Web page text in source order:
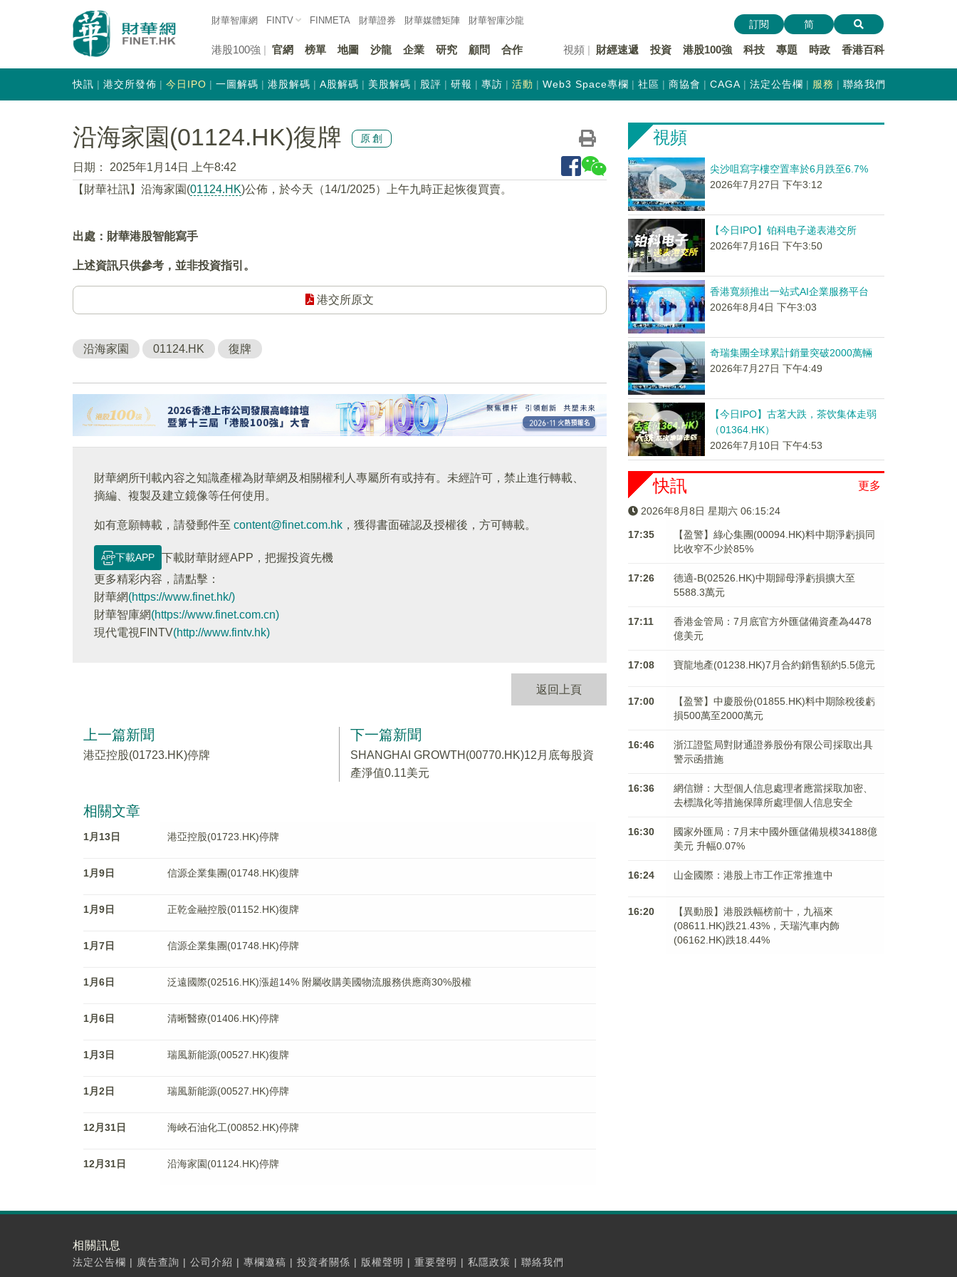
財華智庫網 FINTV FINMETA 財華證券 財華媒體矩陣 財華智庫沙龍
港股100強 官網 榜單 地圖 沙龍 企業 研究 顧問 合作 視頻 財經速遞 投資 港股100強 科技 專題 時政 香港百科
訂閱 简
快訊 港交所發佈 今日IPO 一圖解碼 港股解碼 A股解碼 美股解碼 股評 研報 專訪 活動 Web3 Space專欄 社區 商協會 CAGA 法定公告欄 服務 聯絡我們
沿海家園(01124.HK)復牌 原創
日期：
2025年1月14日 上午8:42
【財華社訊】沿海家園(01124.HK)公佈，於今天（14/1/2025）上午九時正起恢復買賣。
出處：財華港股智能寫手
上述資訊只供參考，並非投資指引。
港交所原文
沿海家園 01124.HK 復牌
財華網所刊載內容之知識產權為財華網及相關權利人專屬所有或持有。未經許可，禁止進行轉載、
摘編、複製及建立鏡像等任何使用。
如有意願轉載，請發郵件至 content@finet.com.hk ，獲得書面確認及授權後，方可轉載。
下載APP
下載財華財經APP，把握投資先機
更多精彩内容，請點擊：
財華網(https://www.finet.hk/)
財華智庫網(https://www.finet.com.cn)
現代電視FINTV(http://www.fintv.hk)
返回上頁
上一篇新聞
港亞控股(01723.HK)停牌
下一篇新聞
SHANGHAI GROWTH(00770.HK)12月底每股資
產淨值0.11美元
相關文章
1月13日 港亞控股(01723.HK)停牌
1月9日 信源企業集團(01748.HK)復牌
1月9日 正乾金融控股(01152.HK)復牌
1月7日 信源企業集團(01748.HK)停牌
1月6日 泛遠國際(02516.HK)漲超14% 附屬收購美國物流服務供應商30%股權
1月6日 清晰醫療(01406.HK)停牌
1月3日 瑞風新能源(00527.HK)復牌
1月2日 瑞風新能源(00527.HK)停牌
12月31日 海峽石油化工(00852.HK)停牌
12月31日 沿海家園(01124.HK)停牌
視頻
尖沙咀寫字樓空置率於6月跌至6.7%
2026年7月27日 下午3:12
【今日IPO】铂科电子递表港交所
2026年7月16日 下午3:50
香港寬頻推出一站式AI企業服務平台
2026年8月4日 下午3:03
奇瑞集團全球累計銷量突破2000萬輛
2026年7月27日 下午4:49
【今日IPO】古茗大跌，茶饮集体走弱
（01364.HK）
2026年7月10日 下午4:53
更多
快訊
2026年8月8日 星期六 06:15:24
17:35
【盈警】綠心集團(00094.HK)料中期淨虧損同
比收窄不少於85%
17:26
德適-B(02526.HK)中期歸母淨虧損擴大至
5588.3萬元
17:11
香港金管局：7月底官方外匯儲備資產為4478
億美元
17:08 寶龍地產(01238.HK)7月合約銷售額約5.5億元
17:00
【盈警】中慶股份(01855.HK)料中期除稅後虧
損500萬至2000萬元
16:46
浙江證監局對財通證券股份有限公司採取出具
警示函措施
16:36
網信辦：大型個人信息處理者應當採取加密、
去標識化等措施保障所處理個人信息安全
16:30
國家外匯局：7月末中國外匯儲備規模34188億
美元 升幅0.07%
16:24 山金國際：港股上市工作正常推進中
16:20
【異動股】港股跌幅榜前十，九福來
(08611.HK)跌21.43%，天瑞汽車内飾
(06162.HK)跌18.44%
相關訊息
法定公告欄 | 廣告查詢 | 公司介紹 | 專欄邀稿 | 投資者關係 | 版權聲明 | 重要聲明 | 私隱政策 | 聯絡我們